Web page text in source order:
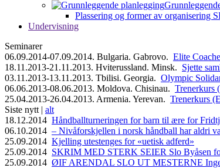
Plassering og former av organisering
Undervisning
Seminarer
06.09.2014-07.09.2014. Bulgaria. Gabrovo. Elite
18.11.2013-21.11.2013. Hviterussland. Minsk. Sjette
03.11.2013-13.11.2013. Tbilisi. Georgia. Olympic
06.06.2013-08.06.2013. Moldova. Chisinau. Trenerkurs
25.04.2013-26.04.2013. Armenia. Yerevan. Trenerkurs
Siste nytt | alt
18.12.2014 Håndballturneringen for barn til ære for
06.10.2014 – Nivåforskjellen i norsk håndball har aldri
25.09.2014 Kjelling utestenges for «uetisk adferd»
25.09.2014 SKRIM MED STERK SEIER Slo Byåsen
25.09.2014 ØIF ARENDAL SLO UT MESTERNE